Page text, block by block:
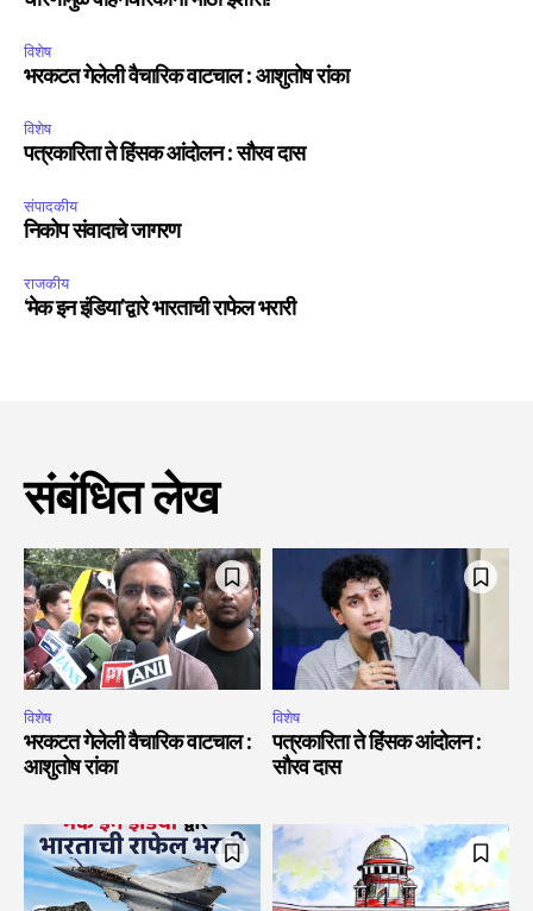
विशेष
भरकटत गेलेली वैचारिक वाटचाल : आशुतोष रांका
विशेष
पत्रकारिता ते हिंसक आंदोलन : सौरव दास
संपादकीय
निकोप संवादाचे जागरण
राजकीय
‘मेक इन इंडिया’द्वारे भारताची राफेल भरारी
संबंधित लेख
विशेष
भरकटत गेलेली वैचारिक वाटचाल :
आशुतोष रांका
विशेष
पत्रकारिता ते हिंसक आंदोलन :
सौरव दास